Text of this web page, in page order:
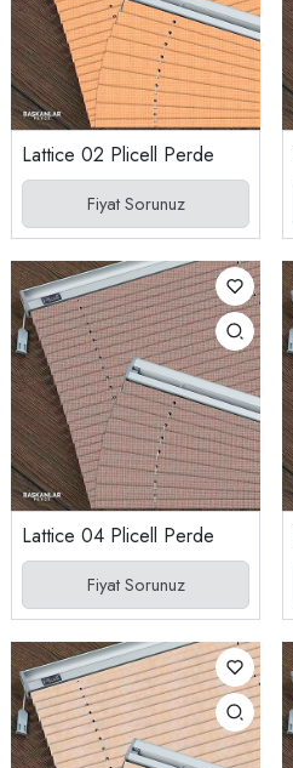
Lattice 02 Plicell Perde
Fiyat Sorunuz
Lattice 04 Plicell Perde
Fiyat Sorunuz